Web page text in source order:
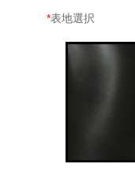
*表地選択